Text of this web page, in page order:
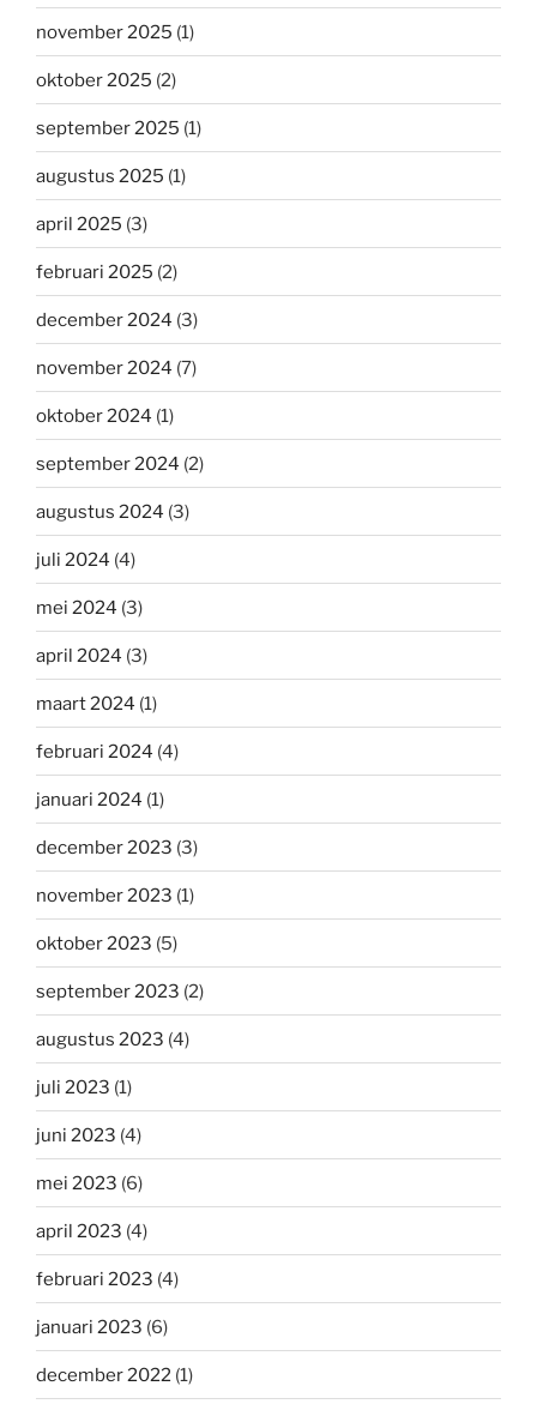
november 2025 (1)
oktober 2025 (2)
september 2025 (1)
augustus 2025 (1)
april 2025 (3)
februari 2025 (2)
december 2024 (3)
november 2024 (7)
oktober 2024 (1)
september 2024 (2)
augustus 2024 (3)
juli 2024 (4)
mei 2024 (3)
april 2024 (3)
maart 2024 (1)
februari 2024 (4)
januari 2024 (1)
december 2023 (3)
november 2023 (1)
oktober 2023 (5)
september 2023 (2)
augustus 2023 (4)
juli 2023 (1)
juni 2023 (4)
mei 2023 (6)
april 2023 (4)
februari 2023 (4)
januari 2023 (6)
december 2022 (1)